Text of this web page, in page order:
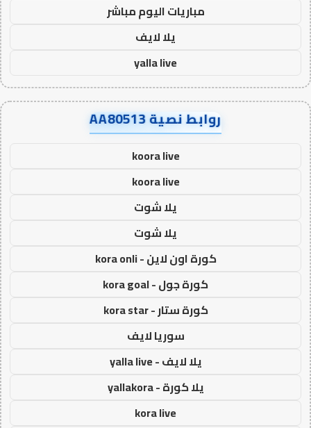
مباريات اليوم مباشر
يلا لايف
yalla live
روابط نصية AA80513
koora live
koora live
يلا شوت
يلا شوت
كورة اون لاين - kora onli
كورة جول - kora goal
كورة ستار - kora star
سوريا لايف
يلا لايف - yalla live
يلا كورة - yallakora
kora live